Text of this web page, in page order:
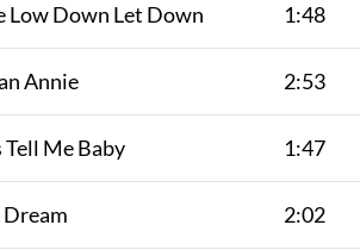
Low Down Let Down 1:48
Annie 2:53
Me Baby 1:47
2:02